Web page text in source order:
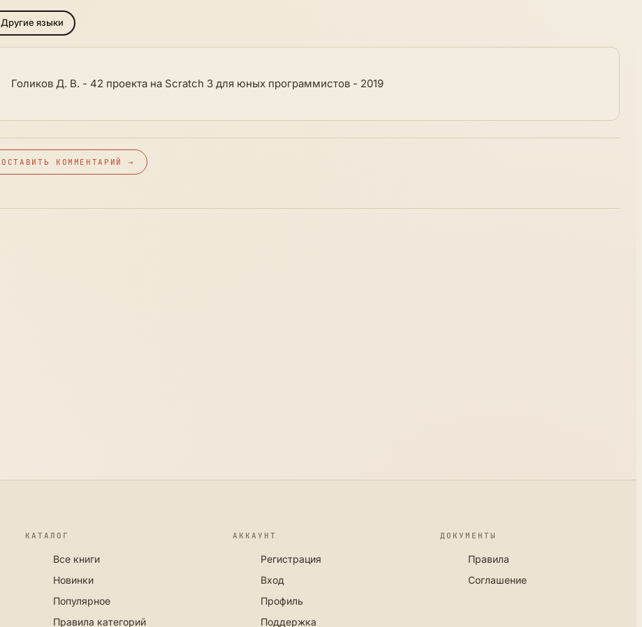
Другие языки
Голиков Д. В. - 42 проекта на Scratch 3 для юных программистов - 2019
ОСТАВИТЬ КОММЕНТАРИЙ →
КАТАЛОГ
Все книги
Новинки
Популярное
Правила категорий
АККАУНТ
Регистрация
Вход
Профиль
Поддержка
ДОКУМЕНТЫ
Правила
Соглашение